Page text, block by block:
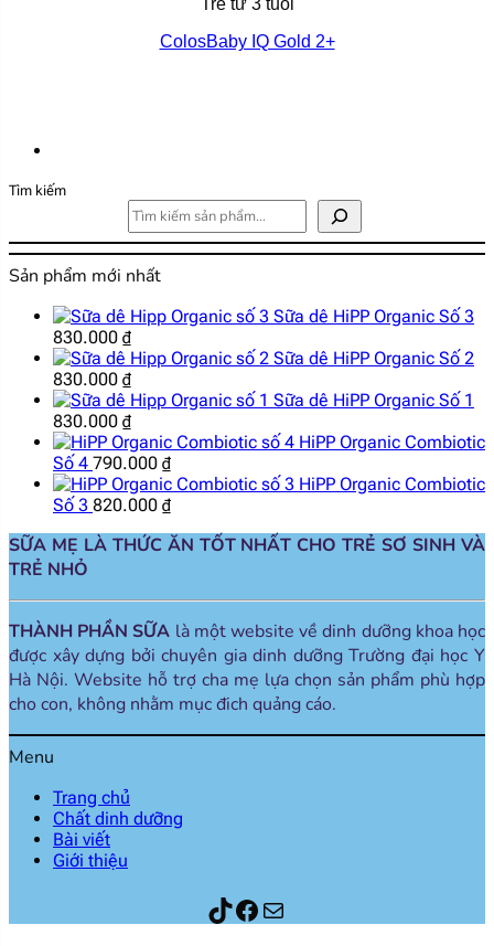
ColosBaby IQ Gold 2+
Tìm kiếm
Sản phẩm mới nhất
Sữa dê HiPP Organic Số 3
830.000 ₫
Sữa dê HiPP Organic Số 2
830.000 ₫
Sữa dê HiPP Organic Số 1
830.000 ₫
HiPP Organic Combiotic
Số 4 790.000 ₫
HiPP Organic Combiotic
Số 3 820.000 ₫
SỮA MẸ LÀ THỨC ĂN TỐT NHẤT CHO TRẺ SƠ SINH VÀ
TRẺ NHỎ
THÀNH PHẦN SỮA là một website về dinh dưỡng khoa học
được xây dựng bởi chuyên gia dinh dưỡng Trường đại học Y
Hà Nội. Website hỗ trợ cha mẹ lựa chọn sản phẩm phù hợp
cho con, không nhằm mục đich quảng cáo.
Menu
Trang chủ
Chất dinh dưỡng
Bài viết
Giới thiệu
Thành phần sữaFacebook
Mail